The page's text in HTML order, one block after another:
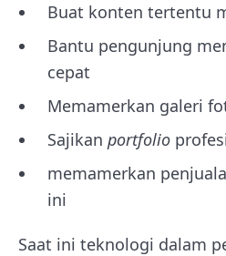
Buat konten tertentu
Bantu pengunjung
cepat
Memamerkan galeri
Sajikan portfolio
memamerkan
ini
Saat ini teknologi dalam